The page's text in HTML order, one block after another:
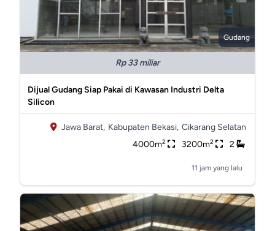
Gudang
Rp 33 miliar
Dijual Gudang Siap Pakai di Kawasan Industri Delta
Silicon
Jawa Barat, Kabupaten Bekasi, Cikarang Selatan
4000m2 3200m2 2
11 jam yang lalu